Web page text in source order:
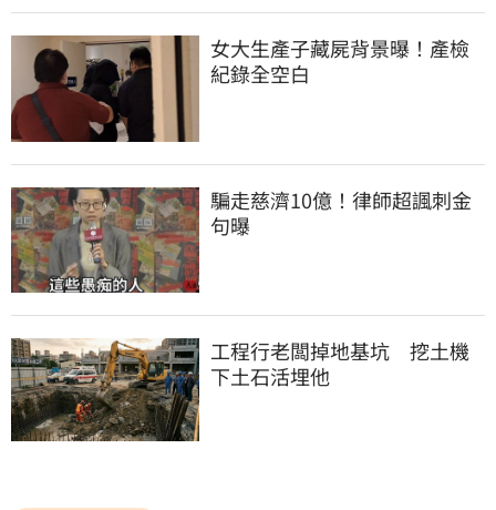
女大生產子藏屍背景曝！產檢
紀錄全空白
騙走慈濟10億！律師超諷刺金
句曝
工程行老闆掉地基坑　挖土機
下土石活埋他